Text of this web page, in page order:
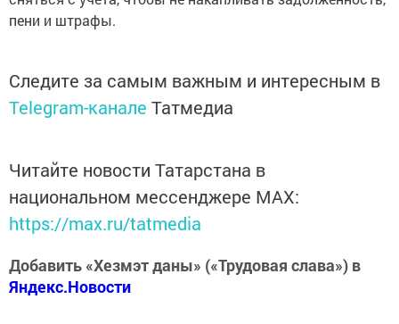
пени и штрафы.
Следите за самым важным и интересным в
Telegram-канале Татмедиа
Читайте новости Татарстана в
национальном мессенджере MАХ:
https://max.ru/tatmedia
Добавить «Хезмэт даны» («Трудовая слава») в
Яндекс.Новости